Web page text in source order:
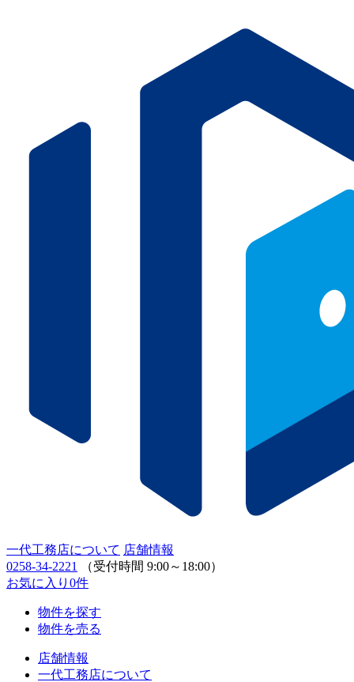
一代工務店について 店舗情報
0258-34-2221
（受付時間 9:00～18:00）
お気に入り 0件
物件を探す
物件を売る
店舗情報
一代工務店について